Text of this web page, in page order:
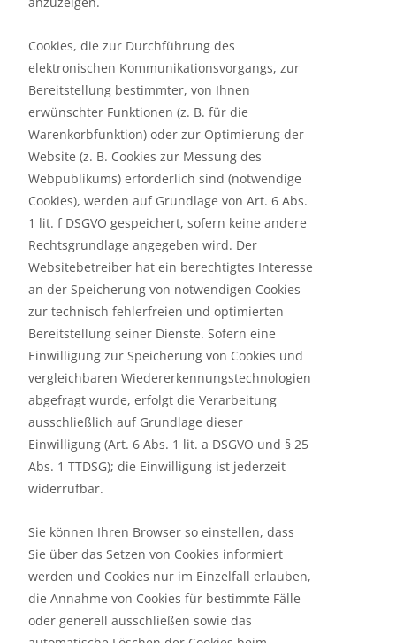
Cookies, die zur Durchführung des
elektronischen Kommunikationsvorgangs, zur
Bereitstellung bestimmter, von Ihnen
erwünschter Funktionen (z. B. für die
Warenkorbfunktion) oder zur Optimierung der
Website (z. B. Cookies zur Messung des
Webpublikums) erforderlich sind (notwendige
Cookies), werden auf Grundlage von Art. 6 Abs.
1 lit. f DSGVO gespeichert, sofern keine andere
Rechtsgrundlage angegeben wird. Der
Websitebetreiber hat ein berechtigtes Interesse
an der Speicherung von notwendigen Cookies
zur technisch fehlerfreien und optimierten
Bereitstellung seiner Dienste. Sofern eine
Einwilligung zur Speicherung von Cookies und
vergleichbaren Wiedererkennungstechnologien
abgefragt wurde, erfolgt die Verarbeitung
ausschließlich auf Grundlage dieser
Einwilligung (Art. 6 Abs. 1 lit. a DSGVO und § 25
Abs. 1 TTDSG); die Einwilligung ist jederzeit
widerrufbar.
Sie können Ihren Browser so einstellen, dass
Sie über das Setzen von Cookies informiert
werden und Cookies nur im Einzelfall erlauben,
die Annahme von Cookies für bestimmte Fälle
oder generell ausschließen sowie das